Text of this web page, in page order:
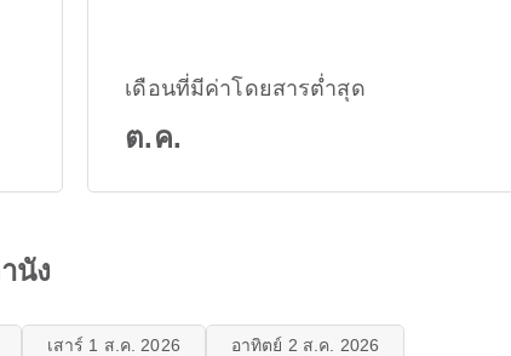
เดือนที่มีค่าโดยสารต่ำสุด
ต.ค.
นัง
เสาร์ 1 ส.ค. 2026 อาทิตย์ 2 ส.ค. 2026